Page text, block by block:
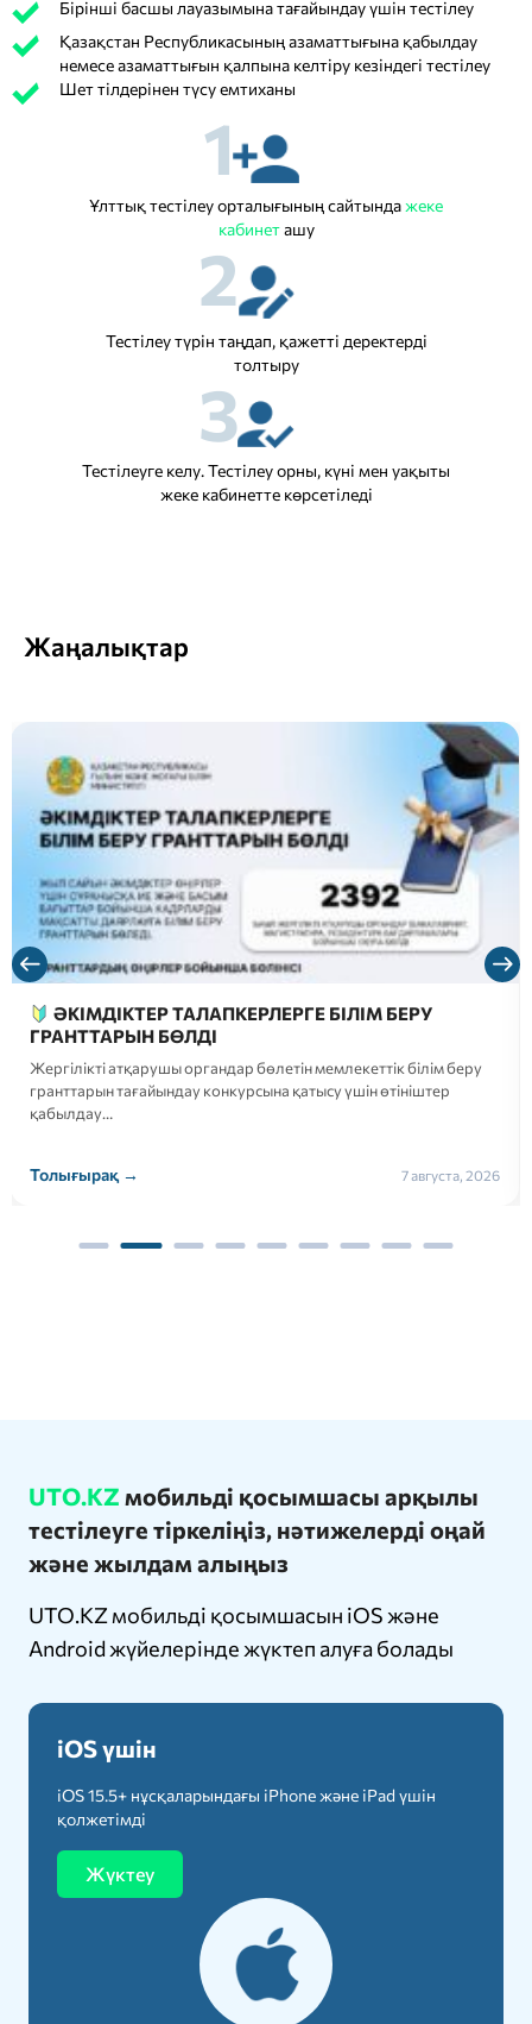
Бірінші басшы лауазымына тағайындау үшін тестілеу
Қазақстан Республикасының азаматтығына қабылдау
немесе азаматтығын қалпына келтіру кезіндегі тестілеу
Шет тілдерінен түсу емтиханы
1
Ұлттық тестілеу орталығының сайтындажеке
кабинеташу
2
Тестілеу түрін таңдап, қажетті деректерді
толтыру
3
Тестілеуге келу. Тестілеу орны, күні мен уақыты
жеке кабинетте көрсетіледі
Жаңалықтар
Қайырлы күн, болашақ магистранттар!
Соңғы уақытта әлеуметтік желілер мен мессенджерлерде
«кешенді тестілеуден өткізіп береміз», «грантқа түсіріп береміз»,
«тест…
Толығырақ → 23 июля, 2026
UTO.KZ мобильді қосымшасы арқылы
тестілеуге тіркеліңіз, нәтижелерді оңай
және жылдам алыңыз
UTO.KZ мобильді қосымшасын iOS және
Android жүйелерінде жүктеп алуға болады
iOS үшін
iOS 15.5+ нұсқаларындағы iPhone және iPad үшін
қолжетімді
Жүктеу